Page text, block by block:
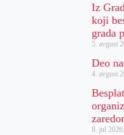
Iz
koji
grada
5. avgust
Deo
4. avgust
8. jul 2026.